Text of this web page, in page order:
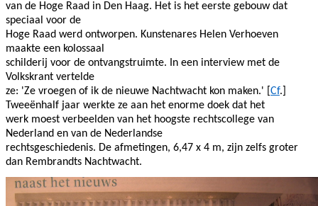
van de Hoge Raad in Den Haag. Het is het eerste gebouw dat
speciaal voor de
Hoge Raad werd ontworpen. Kunstenares Helen Verhoeven
maakte een kolossaal
schilderij voor de ontvangstruimte. In een interview met de
Volkskrant vertelde
ze: 'Ze vroegen of ik de nieuwe Nachtwacht kon maken.' [ Cf.]
Tweeënhalf jaar werkte ze aan het enorme doek dat het
werk moest verbeelden van het hoogste rechtscollege van
Nederland en van de Nederlandse
rechtsgeschiedenis. De afmetingen, 6,47 x 4 m, zijn zelfs groter
dan Rembrandts Nachtwacht.